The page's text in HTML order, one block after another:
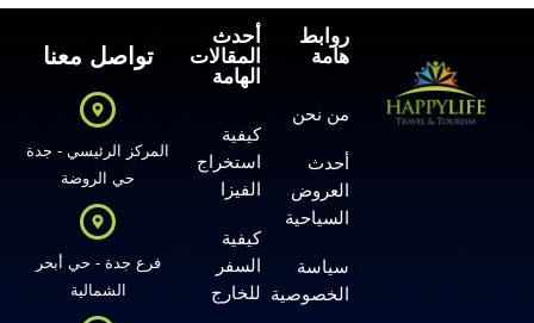
روابط
هامة
من نحن
أحدث
العروض
السياحية
سياسة
الخصوصية
أحدث
المقالات
الهامة
كيفية
استخراج
الفيزا
كيفية
السفر
للخارج
تواصل معنا
المركز الرئيسي - جدة
حي الروضة
فرع جدة - حي أبحر
الشمالية